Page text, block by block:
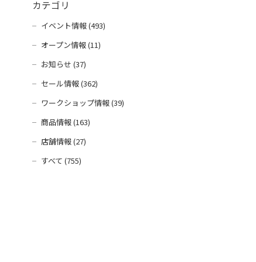
カテゴリ
イベント情報 (493)
オープン情報 (11)
お知らせ (37)
セール情報 (362)
ワークショップ情報 (39)
商品情報 (163)
店舗情報 (27)
すべて (755)